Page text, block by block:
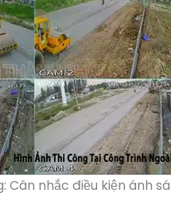
Cân nhắc điều kiện ánh